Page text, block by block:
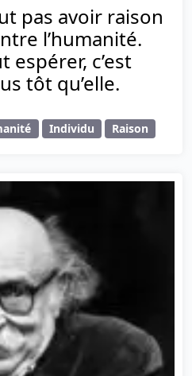
pas avoir raison
l’humanité.
espérer, c’est
tôt qu’elle.
Individu Raison